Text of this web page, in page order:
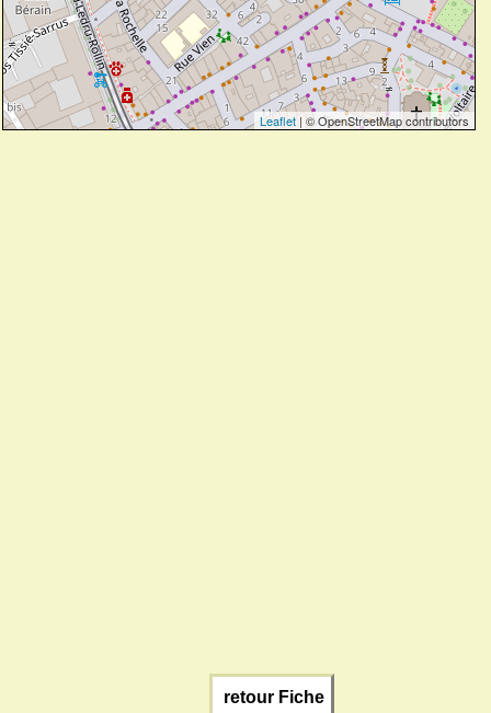
Leaflet | © OpenStreetMap contributors
retour Fiche